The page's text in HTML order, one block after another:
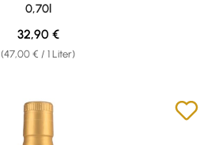
0,70l
(47,00 € / 1 Liter)
Regulärer Preis:
32,90 €